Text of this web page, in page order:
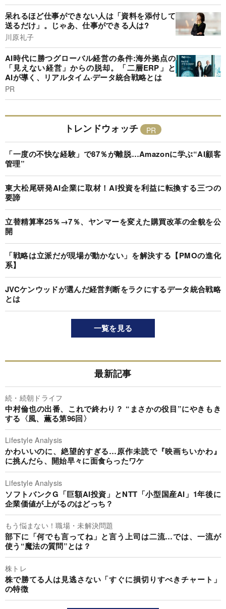
呆れるほど仕事ができない人は「資料を添付して
送るだけ」。じゃあ、仕事ができる人は?
川原礼子
AI時代に勝つグローバル経営の条件:海外拠点の
「見えない経営」からの脱却。「二層ERP」と
AIが導く、リアルタイム·データ統合戦略とは
PR
トレンドウォッチ
「一度の不快な経験」で87％が離脱…Amazonに学ぶ“AI顧客
管理”
東大松尾研発AI企業に取材！AI投資を利益に転換する三つの
要諦
立替精算率25％→7％、ヤンマーを変えた購買改革の全貌を公
開
「戦略は立派だが現場が動かない」を解決する【PMOの進化
系】
JVCケンウッドが選んだ経営判断をラクにするデータ統合戦略
とは
一覧を見る
最新記事
続・続朝ドライフ
中村倫也の出番、これで終わり？ “まさかの役目”にやきもき
する〈風、薫る第96回〉
Lifestyle Analysis
かわいいのに、絶望的すぎる…原作未読で『映画ちいかわ』
に挑んだら、開始早々に面食らったワケ
Lifestyle Analysis
ソフトバンクG「巨額AI投資」とNTT「小型国産AI」1年後に
企業価値が上がるのはどっち？
もう悩まない！職場・未解決問題
部下に「何でも言ってね」と言う上司は二流…では、一流が
使う“魔法の質問”とは？
株トレ
株で勝てる人は見逃さない「すぐに損切りすべきチャート」
の特徴